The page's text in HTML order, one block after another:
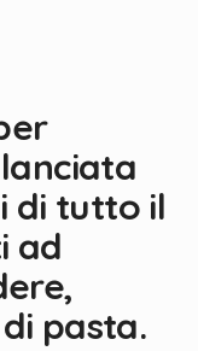
di tutto il
ad
pasta.